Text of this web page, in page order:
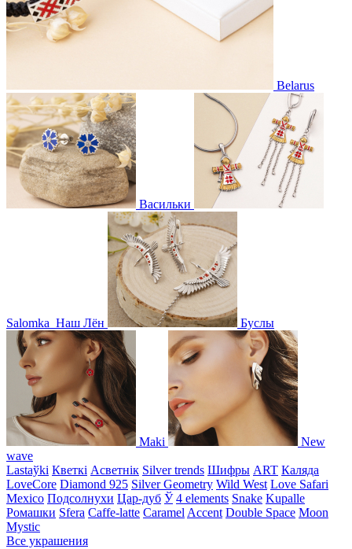
Belarus
Васильки
Salomka Наш Лён Буслы
Maki
New
wave
Lastaўki Кветкі Асветнiк Silver trends Шифры ART Каляда
LoveCore Diamond 925 Silver Geometry Wild West Love Safari
Mexico Подсолнухи Цар-дуб Ў 4 elements Snake Kupalle
Ромашки Sfera Caffe-latte Caramel Accent Double Space Moon
Mystic
Все украшения